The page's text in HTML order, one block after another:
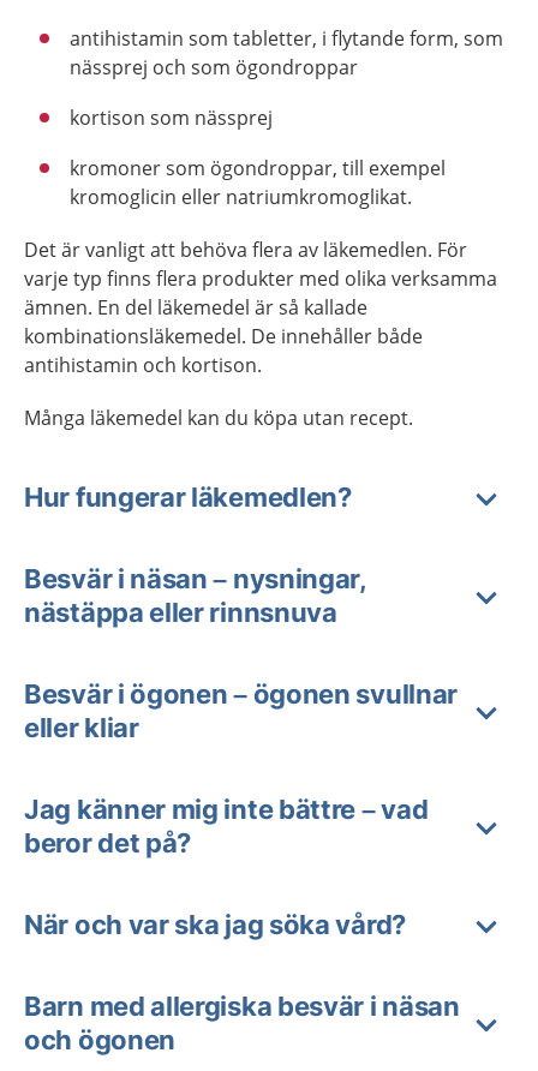
antihistamin som tabletter, i flytande form, som
nässprej och som ögondroppar
kortison som nässprej
kromoner som ögondroppar, till exempel
kromoglicin eller natriumkromoglikat.
Det är vanligt att behöva flera av läkemedlen. För
varje typ finns flera produkter med olika verksamma
ämnen. En del läkemedel är så kallade
kombinationsläkemedel. De innehåller både
antihistamin och kortison.
Många läkemedel kan du köpa utan recept.
Hur fungerar läkemedlen?
Besvär i näsan – nysningar,
nästäppa eller rinnsnuva
Besvär i ögonen – ögonen svullnar
eller kliar
Jag känner mig inte bättre – vad
beror det på?
När och var ska jag söka vård?
Barn med allergiska besvär i näsan
och ögonen